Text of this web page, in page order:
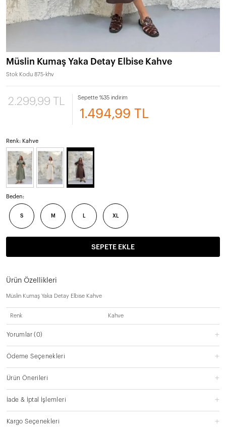
Müslin Kumaş Yaka Detay Elbise Kahve
Stok Kodu 875-khv
2.299,99 TL Sepette %35 indirim
1.494,99 TL
Renk: Kahve
Beden:
S M XL
SEPETE EKLE
Ürün Özellikleri
Müslin Kumaş Yaka Detay Elbise Kahve
Renk Kahve
Yorumlar(0)
Ödeme Seçenekleri
Ürün Önerileri
İade & İptal İşlemleri
Kargo Seçenekleri